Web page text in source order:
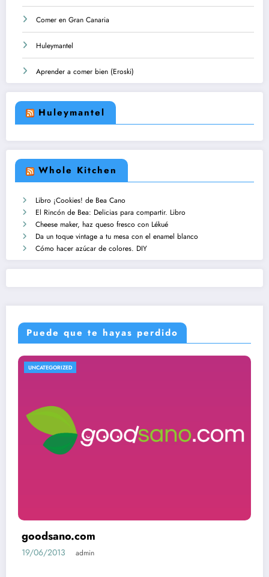
Comer en Gran Canaria
Huleymantel
Aprender a comer bien (Eroski)
Huleymantel
Whole Kitchen
Libro ¡Cookies! de Bea Cano
El Rincón de Bea: Delicias para compartir. Libro
Cheese maker, haz queso fresco con Lékué
Da un toque vintage a tu mesa con el enamel blanco
Cómo hacer azúcar de colores. DIY
Puede que te hayas perdido
UNCATEGORIZED
goodsano.com
19/06/2013 admin